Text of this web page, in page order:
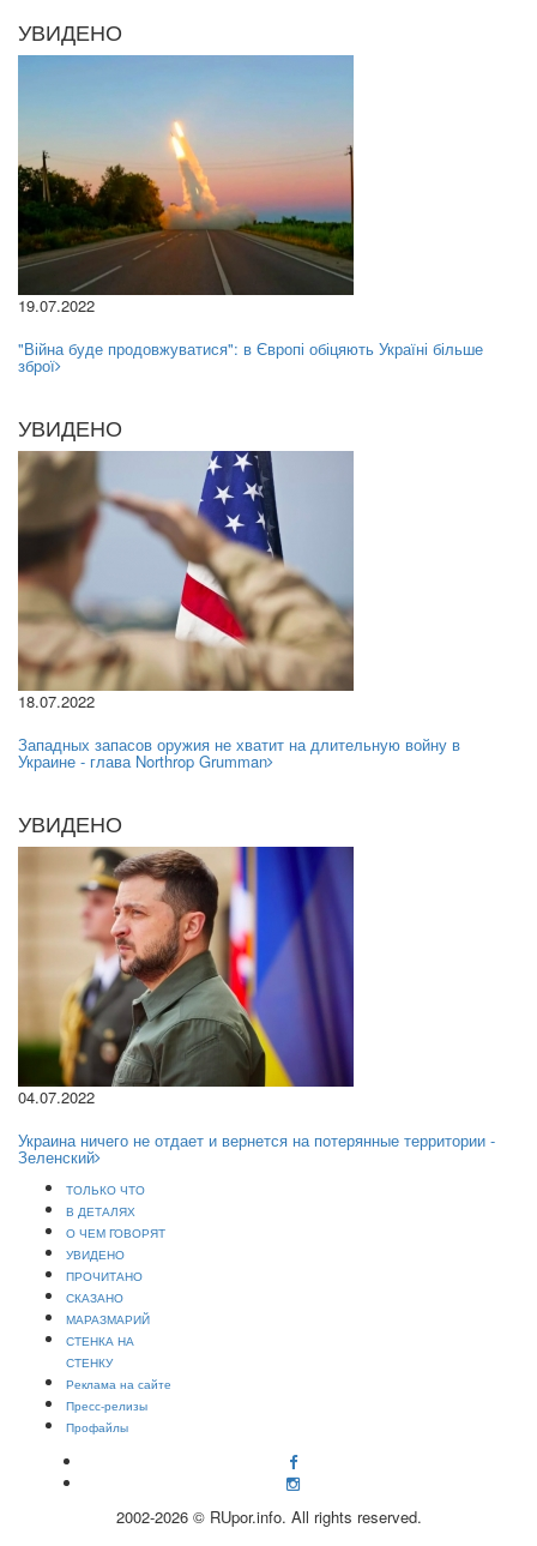
УВИДЕНО
19.07.2022
"Війна буде продовжуватися": в Європі обіцяють Україні більше
зброї
УВИДЕНО
18.07.2022
Западных запасов оружия не хватит на длительную войну в
Украине - глава Northrop Grumman
УВИДЕНО
04.07.2022
Украина ничего не отдает и вернется на потерянные территории -
Зеленский
ТОЛЬКО ЧТО
В ДЕТАЛЯХ
О ЧЕМ ГОВОРЯТ
УВИДЕНО
ПРОЧИТАНО
СКАЗАНО
МАРАЗМАРИЙ
СТЕНКА НА
СТЕНКУ
Реклама на сайте
Пресс-релизы
Профайлы
2002-2026 © RUpor.info. All rights reserved.